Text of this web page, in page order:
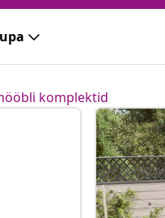
komplektid